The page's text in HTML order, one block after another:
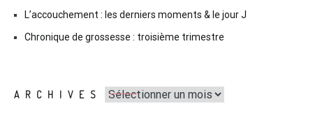
L’accouchement : les derniers moments & le jour J
Chronique de grossesse : troisième trimestre
ARCHIVES Archives